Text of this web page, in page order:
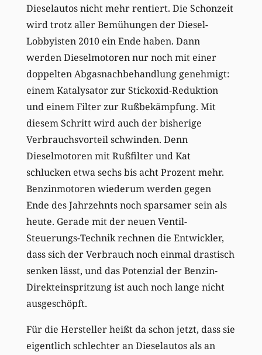
Dieselautos nicht mehr rentiert. Die Schonzeit
wird trotz aller Bemühungen der Diesel-
Lobbyisten 2010 ein Ende haben. Dann
werden Dieselmotoren nur noch mit einer
doppelten Abgasnachbehandlung genehmigt:
einem Katalysator zur Stickoxid-Reduktion
und einem Filter zur Rußbekämpfung. Mit
diesem Schritt wird auch der bisherige
Verbrauchsvorteil schwinden. Denn
Dieselmotoren mit Rußfilter und Kat
schlucken etwa sechs bis acht Prozent mehr.
Benzinmotoren wiederum werden gegen
Ende des Jahrzehnts noch sparsamer sein als
heute. Gerade mit der neuen Ventil-
Steuerungs-Technik rechnen die Entwickler,
dass sich der Verbrauch noch einmal drastisch
senken lässt, und das Potenzial der Benzin-
Direkteinspritzung ist auch noch lange nicht
ausgeschöpft.
Für die Hersteller heißt da schon jetzt, dass sie
eigentlich schlechter an Dieselautos als an